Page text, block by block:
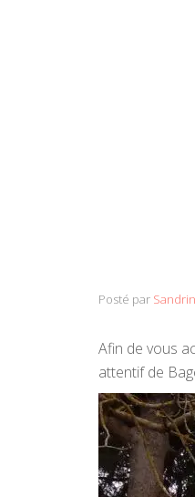
Posté par
Afin de vous
attentif de